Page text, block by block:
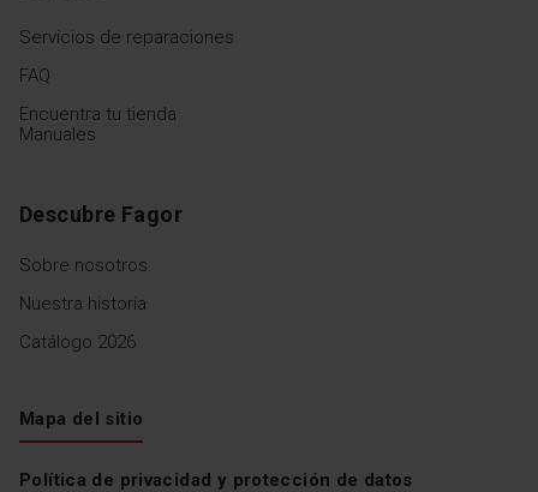
Servicios de reparaciones
FAQ
Encuentra tu tienda
Manuales
Descubre Fagor
Sobre nosotros
Nuestra historia
Catálogo 2026
Mapa del sitio
Política de privacidad y protección de datos